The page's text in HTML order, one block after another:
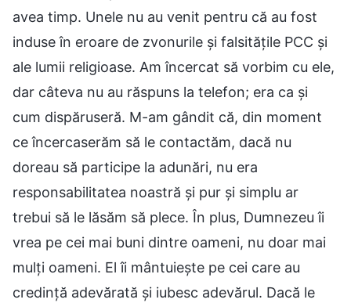
avea timp. Unele nu au venit pentru că au fost
induse în eroare de zvonurile și falsitățile PCC și
ale lumii religioase. Am încercat să vorbim cu ele,
dar câteva nu au răspuns la telefon; era ca și
cum dispăruseră. M-am gândit că, din moment
ce încercaserăm să le contactăm, dacă nu
doreau să participe la adunări, nu era
responsabilitatea noastră și pur și simplu ar
trebui să le lăsăm să plece. În plus, Dumnezeu îi
vrea pe cei mai buni dintre oameni, nu doar mai
mulți oameni. El îi mântuiește pe cei care au
credință adevărată și iubesc adevărul. Dacă le